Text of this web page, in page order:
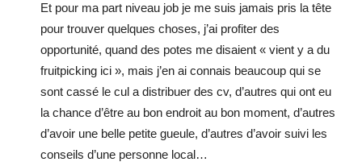
Et pour ma part niveau job je me suis jamais pris la tête
pour trouver quelques choses, j’ai profiter des
opportunité, quand des potes me disaient « vient y a du
fruitpicking ici », mais j’en ai connais beaucoup qui se
sont cassé le cul a distribuer des cv, d’autres qui ont eu
la chance d’être au bon endroit au bon moment, d’autres
d’avoir une belle petite gueule, d’autres d’avoir suivi les
conseils d’une personne local…